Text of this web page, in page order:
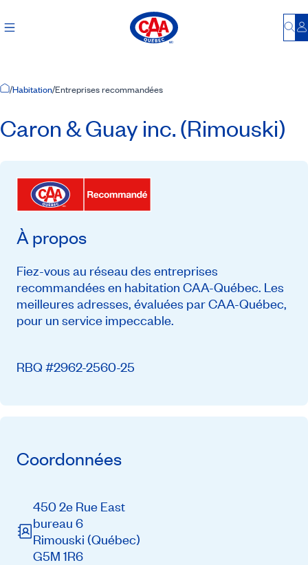
Accueil
/Habitation/Entreprises recommandées
Caron & Guay inc. (Rimouski)
À propos
Fiez-vous au réseau des entreprises
recommandées en habitation CAA-Québec. Les
meilleures adresses, évaluées par CAA-Québec,
pour un service impeccable.
RBQ #2962-2560-25
Coordonnées
450 2e Rue East
bureau 6
Rimouski (Québec)
G5M 1R6